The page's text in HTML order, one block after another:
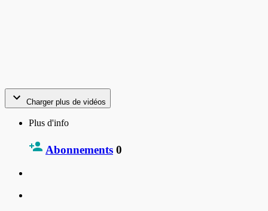
Charger plus de vidéos
Plus d'info
Abonnements 0